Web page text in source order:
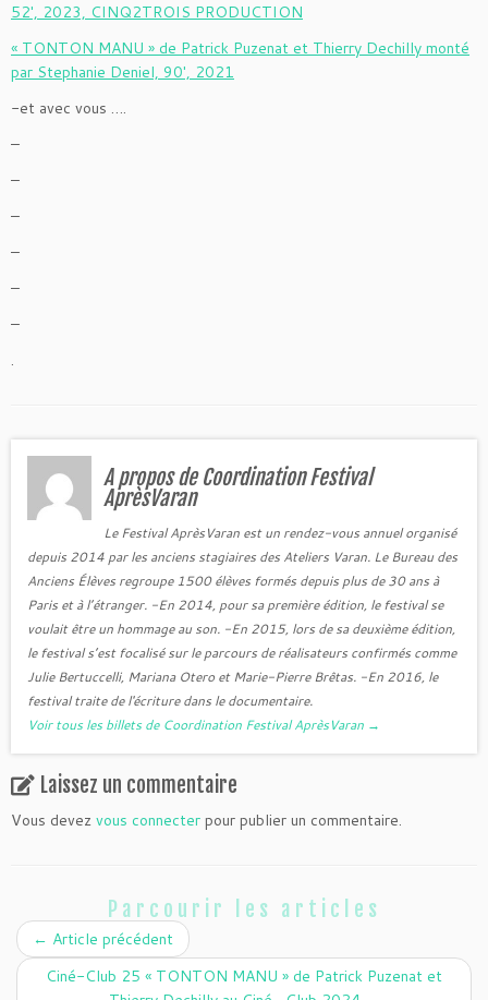
52′, 2023, CINQ2TROIS PRODUCTION
« TONTON MANU » de Patrick Puzenat et Thierry Dechilly monté
par Stephanie Deniel, 90′, 2021
-et avec vous ….
–
–
–
–
–
–
.
A propos de Coordination Festival
AprèsVaran
Le Festival AprèsVaran est un rendez-vous annuel organisé
depuis 2014 par les anciens stagiaires des Ateliers Varan. Le Bureau des
Anciens Élèves regroupe 1500 élèves formés depuis plus de 30 ans à
Paris et à l’étranger. -En 2014, pour sa première édition, le festival se
voulait être un hommage au son. -En 2015, lors de sa deuxième édition,
le festival s’est focalisé sur le parcours de réalisateurs confirmés comme
Julie Bertuccelli, Mariana Otero et Marie-Pierre Brêtas. -En 2016, le
festival traite de l'écriture dans le documentaire.
Voir tous les billets de Coordination Festival AprèsVaran →
Laissez un commentaire
Vous devez vous connecter pour publier un commentaire.
Parcourir les articles
← Article précédent
Ciné-Club 25 « TONTON MANU » de Patrick Puzenat et